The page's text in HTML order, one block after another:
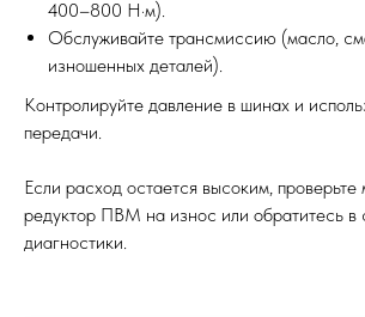
400–800 Н·м).
Обслуживайте трансмиссию (масло,
изношенных деталей).
Контролируйте давление в шинах и
передачи.
Если расход остается высоким, проверьте
редуктор ПВМ на износ или обратитесь в
диагностики.